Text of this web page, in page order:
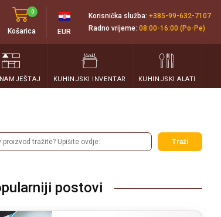
Košarica
0
EUR
Korisnička služba: +385-99-632-7107
Radno vrijeme: 08:00-16:00 (Po-Pe)
KUHINJSKI INVENTAR KUHINJSKI ALATI
Traži
postovi